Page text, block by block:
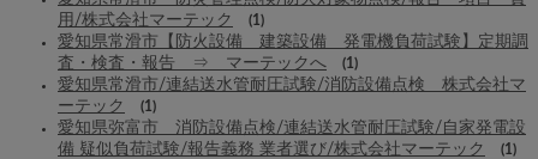
用/株式会社マーテック
(1)
愛知県常滑市【防火設備 建築設備 発電機負荷試験】定期調
査・検査・報告 ⇒ マーテックへ
(1)
愛知県常滑市/連結送水管耐圧試験/消防設備点検 株式会社マ
ーテック
(1)
愛知県弥富市 消防設備点検/連結送水管耐圧試験/自家発電設
備 疑似負荷試験/報告義務 業者選び/株式会社マーテック
(1)